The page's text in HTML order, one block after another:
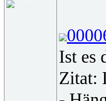
Ist es
Zitat: